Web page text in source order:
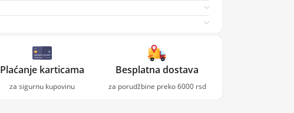
Plaćanje karticama
za sigurnu kupovinu
Besplatna dostava
za porudžbine preko 6000 rsd